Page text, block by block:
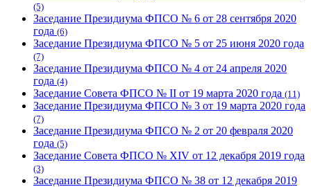
(5)
Заседание Президиума ФПСО № 6 от 28 сентября 2020
года (6)
Заседание Президиума ФПСО № 5 от 25 июня 2020 года
(7)
Заседание Президиума ФПСО № 4 от 24 апреля 2020
года (4)
Заседание Совета ФПСО № II от 19 марта 2020 года (11)
Заседание Президиума ФПСО № 3 от 19 марта 2020 года
(7)
Заседание Президиума ФПСО № 2 от 20 февраля 2020
года (5)
Заседание Совета ФПСО № XIV от 12 декабря 2019 года
(3)
Заседание Президиума ФПСО № 38 от 12 декабря 2019